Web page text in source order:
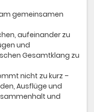
gemeinsamen
aufeinander zu
und
Gesamtklang zu
nicht zu kurz –
Ausflüge und
und